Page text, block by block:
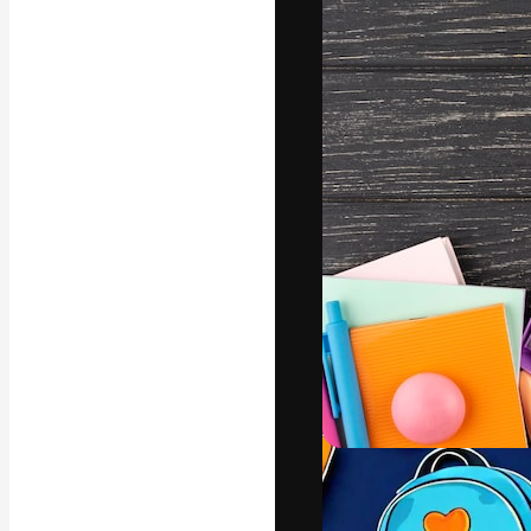
La plataforma
trabajo. Más
entre
estudios.
Español
Copyright ©